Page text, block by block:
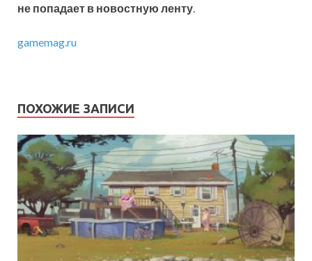
не попадает в новостную ленту.
gamemag.ru
ПОХОЖИЕ ЗАПИСИ